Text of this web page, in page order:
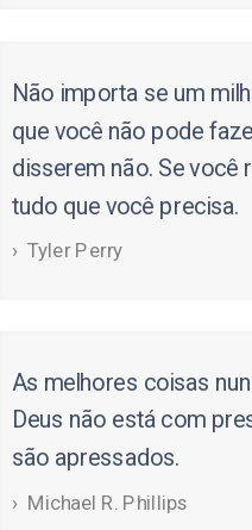
Não importa se um
que você não pode
disserem não. Se você
tudo que você precisa.
Tyler Perry
As melhores coisas
Deus não está com
são apressados.
Michael R. Phillips